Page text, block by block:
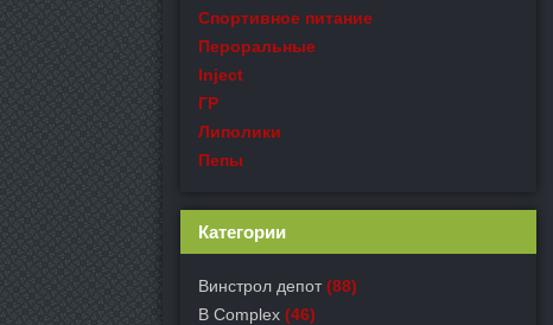
Спортивное питание
Пероральные
Inject
ГР
Липолики
Пепы
Категории
Винстрол депот (88)
B Complex (46)